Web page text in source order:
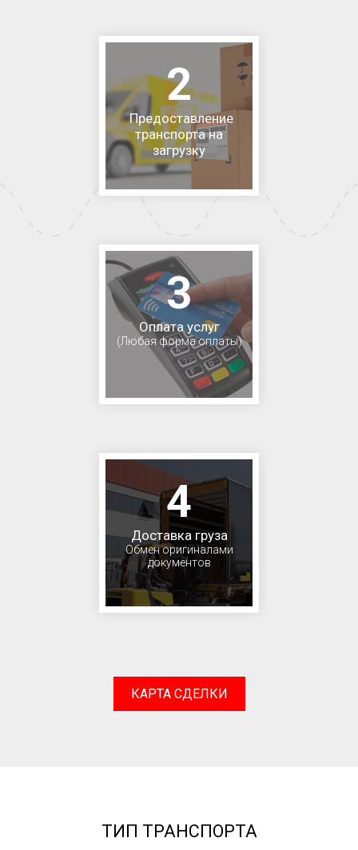
2
Предоставление
транспорта на
загрузку
3
Оплата услуг
(Любая форма оплаты)
4
Доставка груза
Обмен оригиналами
документов
КАРТА СДЕЛКИ
ТИП ТРАНСПОРТА